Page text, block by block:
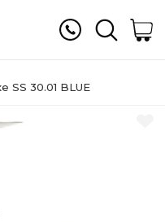
SS 30.01 BLUE